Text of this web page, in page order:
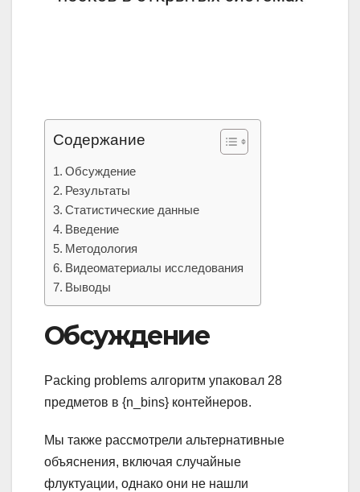
Содержание
Обсуждение
Результаты
Статистические данные
Введение
Методология
Видеоматериалы исследования
Выводы
Обсуждение
Packing problems алгоритм упаковал 28
предметов в {n_bins} контейнеров.
Мы также рассмотрели альтернативные
объяснения, включая случайные
флуктуации, однако они не нашли